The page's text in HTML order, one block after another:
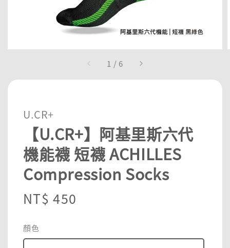
1 / 6
U.CR+
【U.CR+】阿基里斯六代
機能襪 短襪 ACHILLES
Compression Socks
Regular
NT$ 450
顏色